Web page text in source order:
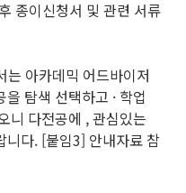
종이신청서 및 관련 서류
는 아카데믹 어드바이저
탐색 선택하고 · 학업
니 다전공에 , 관심있는
니다. [붙임3] 안내자료 참